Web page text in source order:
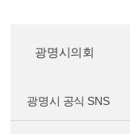
광명시의회
광명시 공식 SNS